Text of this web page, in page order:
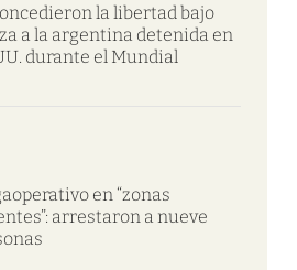
la libertad bajo
a la argentina detenida en
durante el Mundial
en “zonas
arrestaron a nueve